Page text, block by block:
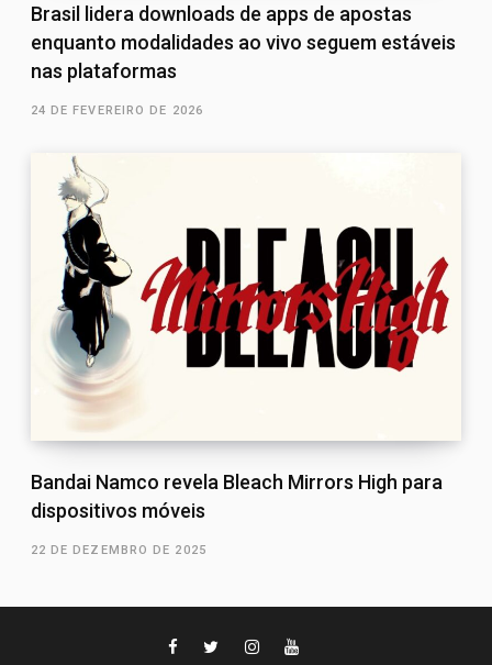
Brasil lidera downloads de apps de apostas
enquanto modalidades ao vivo seguem estáveis
nas plataformas
24 DE FEVEREIRO DE 2026
Bandai Namco revela Bleach Mirrors High para
dispositivos móveis
22 DE DEZEMBRO DE 2025